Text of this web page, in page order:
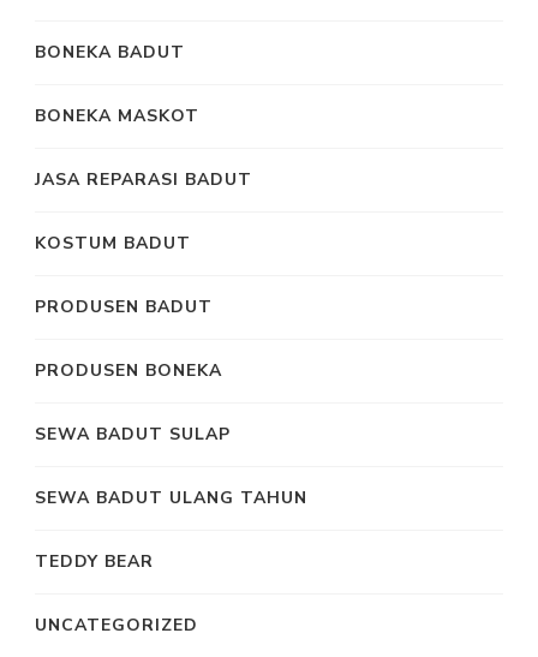
BONEKA BADUT
BONEKA MASKOT
JASA REPARASI BADUT
KOSTUM BADUT
PRODUSEN BADUT
PRODUSEN BONEKA
SEWA BADUT SULAP
SEWA BADUT ULANG TAHUN
TEDDY BEAR
UNCATEGORIZED